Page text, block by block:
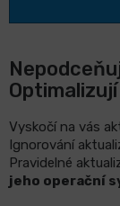
Vyskočí na vás
Ignorování
Pravidelné
jeho operační